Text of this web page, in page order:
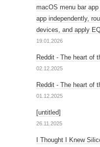
macOS menu bar
app independently,
devices, and apply
19.01.2026
Reddit - The heart of
02.12.2025
Reddit - The heart of
01.12.2025
[untitled]
26.11.2025
I Thought I Knew